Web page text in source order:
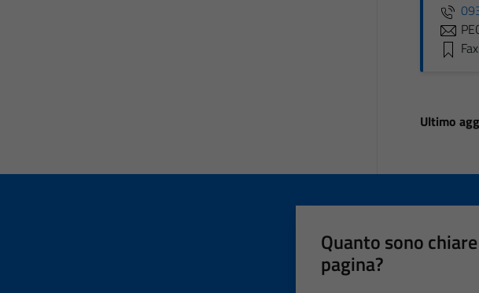
Ultimo
Quanto sono
pagina?